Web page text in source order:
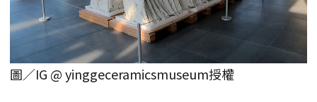
圖／IG @ yinggeceramicsmuseum授權